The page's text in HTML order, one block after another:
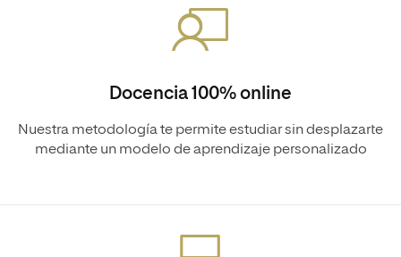
Docencia 100% online
Nuestra metodología te permite estudiar sin desplazarte
mediante un modelo de aprendizaje personalizado